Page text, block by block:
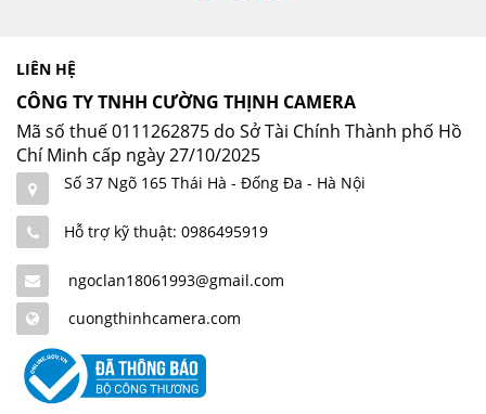
LIÊN HỆ
CÔNG TY TNHH CƯỜNG THỊNH CAMERA
Mã số thuế 0111262875 do Sở Tài Chính Thành phố Hồ
Chí Minh cấp ngày 27/10/2025
Số 37 Ngõ 165 Thái Hà - Đống Đa - Hà Nội
Hỗ trợ kỹ thuật: 0986495919
ngoclan18061993@gmail.com
cuongthinhcamera.com